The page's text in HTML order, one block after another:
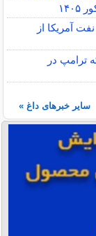
نفت آمریکا از
که ترامپ در
سایر خبرهای داغ »